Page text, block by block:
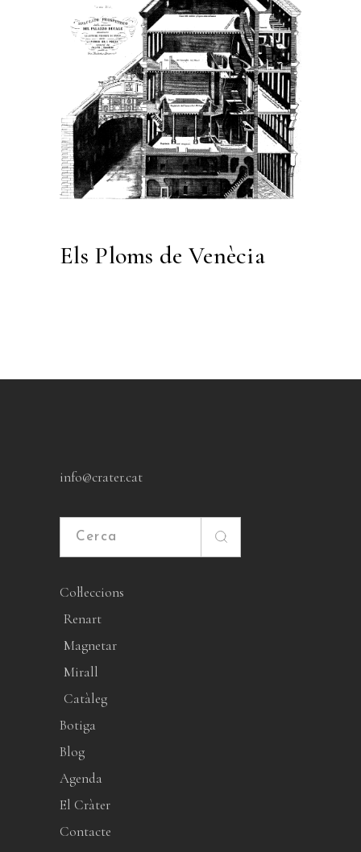
Els Ploms de Venècia
info@crater.cat
Cerca
Col·leccions
Renart
Magnetar
Mirall
Catàleg
Botiga
Blog
Agenda
El Cràter
Contacte